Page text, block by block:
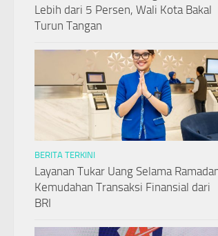
Lebih dari 5 Persen, Wali Kota Bakal
Turun Tangan
BERITA TERKINI
Layanan Tukar Uang Selama
Kemudahan Transaksi Finansial dari
BRI